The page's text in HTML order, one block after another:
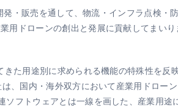
・販売を通して、物流・インフラ点検
ドローンの創出と発展に貢献してまいり
た用途別に求められる機能の特殊性を反
、国内・海外双方において産業用ドロー
フトウェアとは一線を画した、産業用